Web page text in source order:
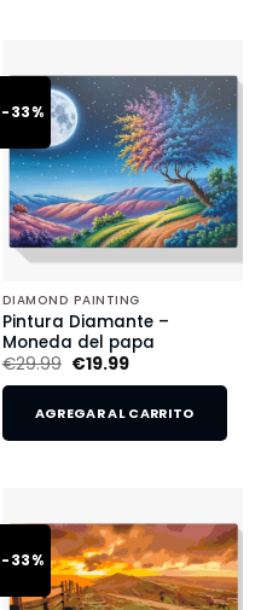
-33%
DIAMOND PAINTING
Pintura Diamante –
Moneda del papa
€29.99 €19.99
AGREGAR AL CARRITO
-33%